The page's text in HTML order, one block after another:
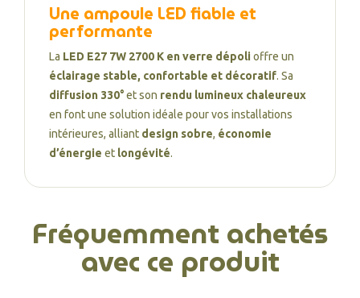
Une ampoule LED fiable et
performante
La LED E27 7W 2700 K en verre dépolioffre un
éclairage stable, confortable et décoratif. Sa
diffusion 330°et son rendu lumineux chaleureux
en font une solution idéale pour vos installations
intérieures, alliant design sobre, économie
d’énergie et longévité.
Fréquemment achetés
avec ce produit